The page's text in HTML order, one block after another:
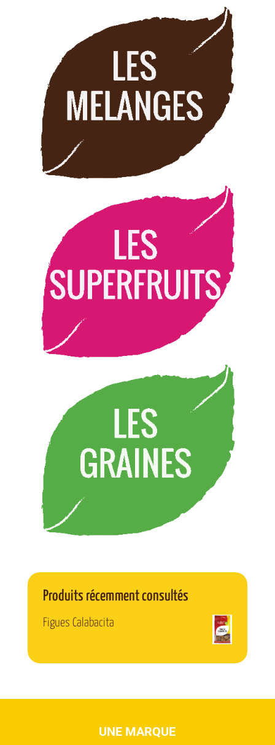
Produits récemment consultés
Figues Calabacita
UNE MARQUE